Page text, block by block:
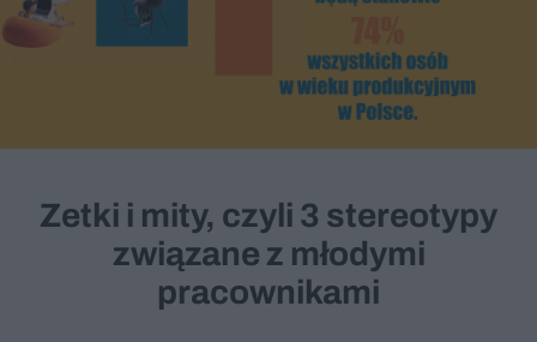
Zetki i mity, czyli 3 stereotypy
związane z młodymi
pracownikami